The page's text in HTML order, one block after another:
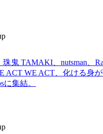
珠鬼 TAMAKI、nutsman、
ACT WE ACT、化ける身が
に集結。